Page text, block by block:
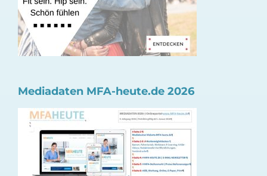
Mediadaten MFA-heute.de 2026